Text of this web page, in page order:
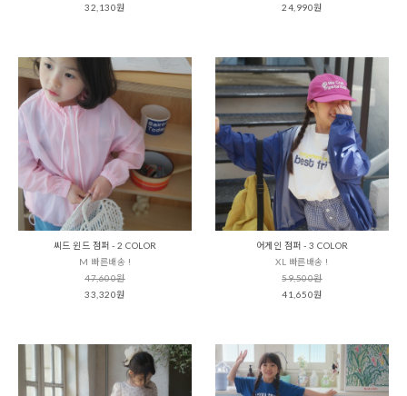
32,130원
24,990원
씨드 윈드 점퍼 - 2 COLOR
M 빠른배송 !
47,600원
33,320원
어게인 점퍼 - 3 COLOR
XL 빠른배송 !
59,500원
41,650원